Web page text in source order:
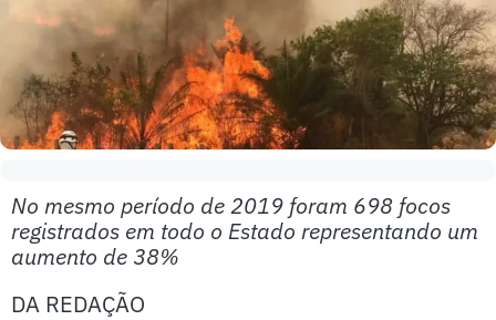
No mesmo período de 2019 foram 698 focos
registrados em todo o Estado representando um
aumento de 38%
DA REDAÇÃO